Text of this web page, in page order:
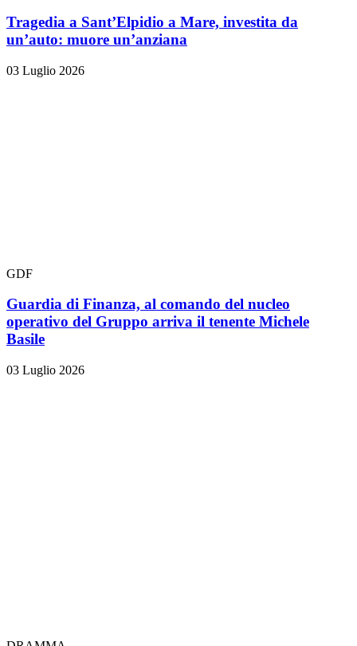
Tragedia a Sant’Elpidio a Mare, investita da
un’auto: muore un’anziana
03 Luglio 2026
GDF
Guardia di Finanza, al comando del nucleo
operativo del Gruppo arriva il tenente Michele
Basile
03 Luglio 2026